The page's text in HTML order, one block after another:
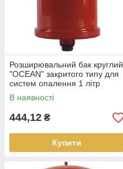
Розширювальний бак круглий
"OCEAN" закритого типу для
систем опалення 1 літр
В наявності
444,12 ₴
Купити